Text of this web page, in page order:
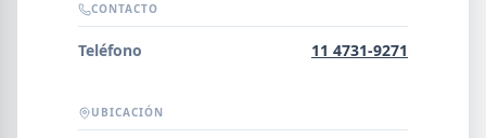
Error al cargar empresas.
CONTACTO
Teléfono 11 4731-9271
UBICACIÓN